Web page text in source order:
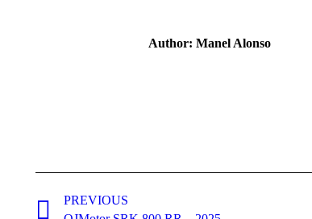
Author: Manel Alonso
navigation
PREVIOUS
Previous